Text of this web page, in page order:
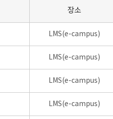
장소
LMS(e-campus)
LMS(e-campus)
LMS(e-campus)
LMS(e-campus)